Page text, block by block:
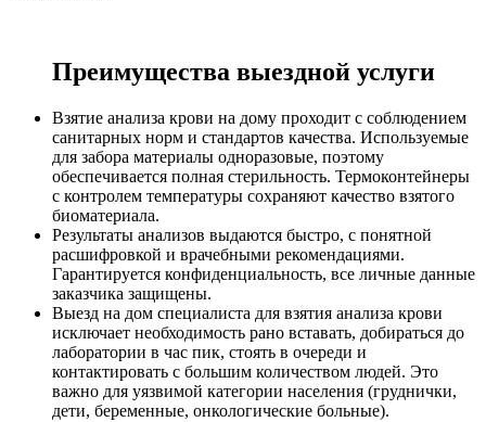
Преимущества выездной услуги
Взятие анализа крови на дому проходит с соблюдением
санитарных норм и стандартов качества. Используемые
для забора материалы одноразовые, поэтому
обеспечивается полная стерильность. Термоконтейнеры
с контролем температуры сохраняют качество взятого
биоматериала.
Результаты анализов выдаются быстро, с понятной
расшифровкой и врачебными рекомендациями.
Гарантируется конфиденциальность, все личные данные
заказчика защищены.
Выезд на дом специалиста для взятия анализа крови
исключает необходимость рано вставать, добираться до
лаборатории в час пик, стоять в очереди и
контактировать с большим количеством людей. Это
важно для уязвимой категории населения (груднички,
дети, беременные, онкологические больные).